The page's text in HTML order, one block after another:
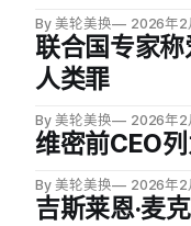
By 美轮美换 2026年2
联合国专家
人类罪
By 美轮美换 2026年2
维密前CEO
By 美轮美换 2026年2
吉斯莱恩·麦